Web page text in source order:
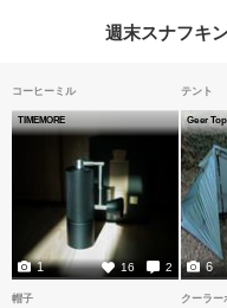
週末スナフキ
コーヒーミル
TIMEMORE
16 2
1
テント
Geer Top
6
帽子 クーラー